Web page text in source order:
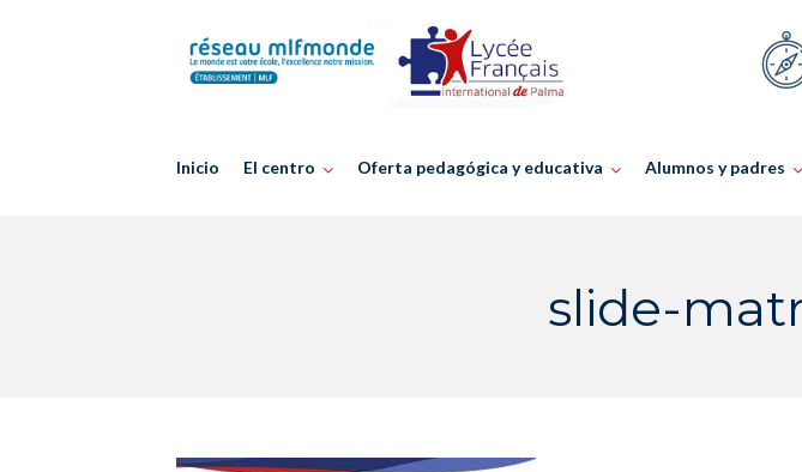
Inicio El centro Oferta pedagógica y educativa Alumnos y padres
slide-